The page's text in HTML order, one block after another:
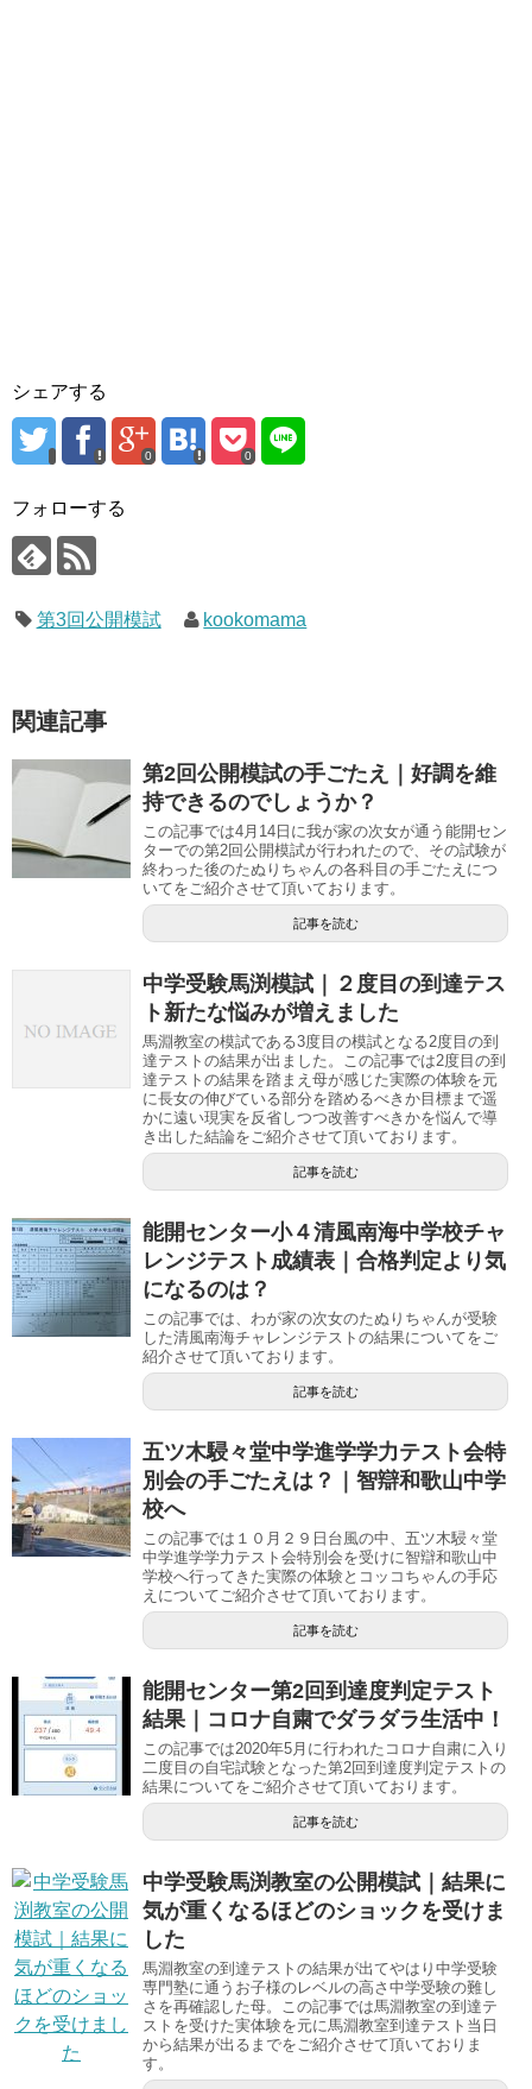
シェアする
0 0
フォローする
第3回公開模試 kookomama
関連記事
第2回公開模試の手ごたえ｜好調を維
持できるのでしょうか？
この記事では4月14日に我が家の次女が通う能開セン
ターでの第2回公開模試が行われたので、その試験が
終わった後のたぬりちゃんの各科目の手ごたえにつ
いてをご紹介させて頂いております。
記事を読む
中学受験馬渕模試｜２度目の到達テス
ト新たな悩みが増えました
馬淵教室の模試である3度目の模試となる2度目の到
達テストの結果が出ました。この記事では2度目の到
達テストの結果を踏まえ母が感じた実際の体験を元
に長女の伸びている部分を踏めるべきか目標まで遥
かに遠い現実を反省しつつ改善すべきかを悩んで導
き出した結論をご紹介させて頂いております。
記事を読む
能開センター小４清風南海中学校チャ
レンジテスト成績表｜合格判定より気
になるのは？
この記事では、わが家の次女のたぬりちゃんが受験
した清風南海チャレンジテストの結果についてをご
紹介させて頂いております。
記事を読む
五ツ木駸々堂中学進学学力テスト会特
別会の手ごたえは？｜智辯和歌山中学
校へ
この記事では１０月２９日台風の中、五ツ木駸々堂
中学進学学力テスト会特別会を受けに智辯和歌山中
学校へ行ってきた実際の体験とコッコちゃんの手応
えについてご紹介させて頂いております。
記事を読む
能開センター第2回到達度判定テスト
結果｜コロナ自粛でダラダラ生活中！
この記事では2020年5月に行われたコロナ自粛に入り
二度目の自宅試験となった第2回到達度判定テストの
結果についてをご紹介させて頂いております。
記事を読む
中学受験馬渕教室の公開模試｜結果に
気が重くなるほどのショックを受けま
した
馬淵教室の到達テストの結果が出てやはり中学受験
専門塾に通うお子様のレベルの高さ中学受験の難し
さを再確認した母。この記事では馬淵教室の到達テ
ストを受けた実体験を元に馬淵教室到達テスト当日
から結果が出るまでをご紹介させて頂いておりま
す。